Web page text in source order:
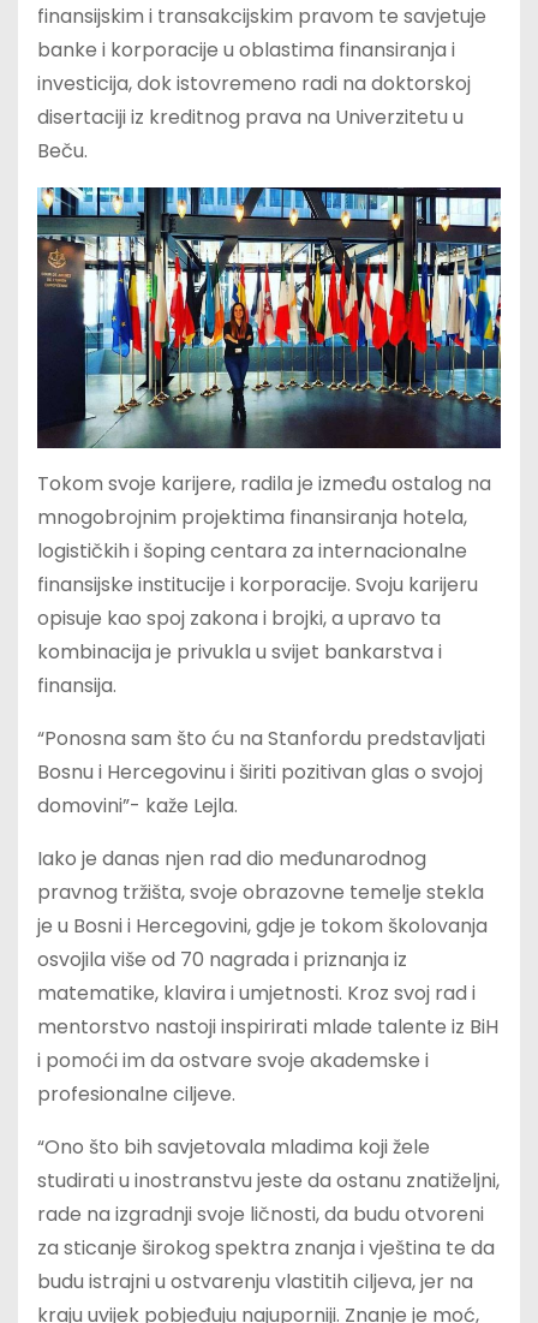
finansijskim i transakcijskim pravom te savjetuje
banke i korporacije u oblastima finansiranja i
investicija, dok istovremeno radi na doktorskoj
disertaciji iz kreditnog prava na Univerzitetu u
Beču.
Tokom svoje karijere, radila je između ostalog na
mnogobrojnim projektima finansiranja hotela,
logističkih i šoping centara za internacionalne
finansijske institucije i korporacije. Svoju karijeru
opisuje kao spoj zakona i brojki, a upravo ta
kombinacija je privukla u svijet bankarstva i
finansija.
“Ponosna sam što ću na Stanfordu predstavljati
Bosnu i Hercegovinu i širiti pozitivan glas o svojoj
domovini”- kaže Lejla.
Iako je danas njen rad dio međunarodnog
pravnog tržišta, svoje obrazovne temelje stekla
je u Bosni i Hercegovini, gdje je tokom školovanja
osvojila više od 70 nagrada i priznanja iz
matematike, klavira i umjetnosti. Kroz svoj rad i
mentorstvo nastoji inspirirati mlade talente iz BiH
i pomoći im da ostvare svoje akademske i
profesionalne ciljeve.
“Ono što bih savjetovala mladima koji žele
studirati u inostranstvu jeste da ostanu znatiželjni,
rade na izgradnji svoje ličnosti, da budu otvoreni
za sticanje širokog spektra znanja i vještina te da
budu istrajni u ostvarenju vlastitih ciljeva, jer na
kraju uvijek pobjeđuju najuporniji. Znanje je moć,